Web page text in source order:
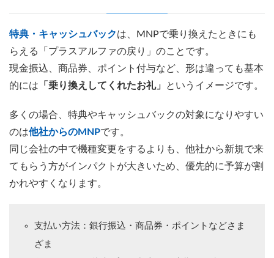
特典・キャッシュバックは、MNPで乗り換えたときにも
らえる「プラスアルファの戻り」のことです。
現金振込、商品券、ポイント付与など、形は違っても基本
的には 「乗り換えしてくれたお礼」 というイメージです。
多くの場合、特典やキャッシュバックの対象になりやすい
のは他社からのMNPです。
同じ会社の中で機種変更をするよりも、他社から新規で来
てもらう方がインパクトが大きいため、優先的に予算が割
かれやすくなります。
支払い方法：銀行振込・商品券・ポイントなどさま
ざま